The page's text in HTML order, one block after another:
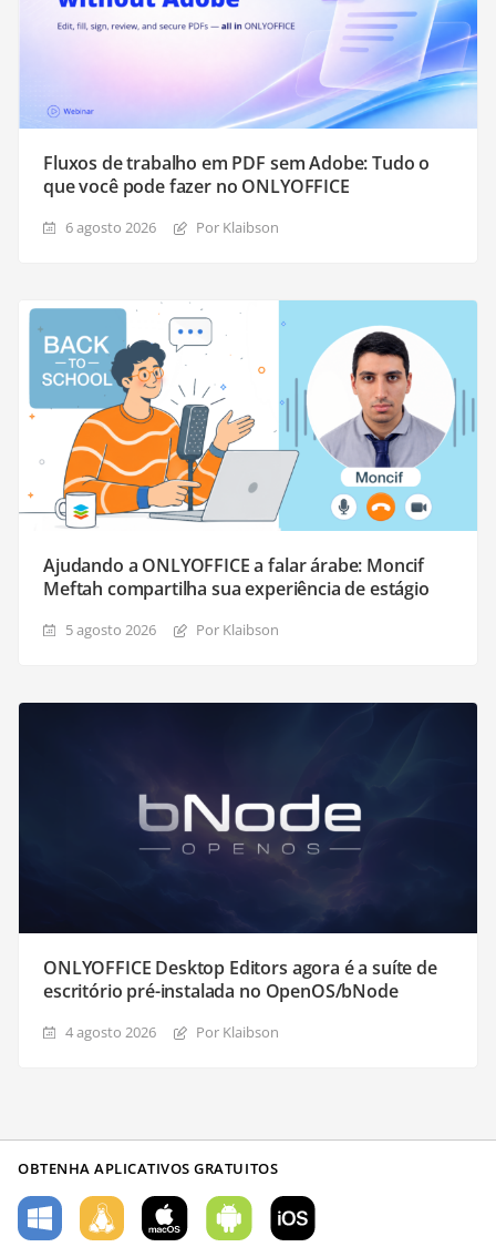
Fluxos de trabalho em PDF sem Adobe: Tudo o
que você pode fazer no ONLYOFFICE
6 agosto 2026 Por Klaibson
Ajudando a ONLYOFFICE a falar árabe: Moncif
Meftah compartilha sua experiência de estágio
5 agosto 2026 Por Klaibson
ONLYOFFICE Desktop Editors agora é a suíte de
escritório pré-instalada no OpenOS/bNode
4 agosto 2026 Por Klaibson
OBTENHA APLICATIVOS GRATUITOS